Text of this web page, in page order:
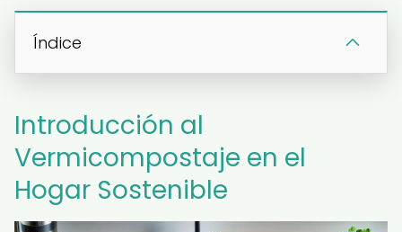
Índice
Introducción al
Vermicompostaje en el
Hogar Sostenible